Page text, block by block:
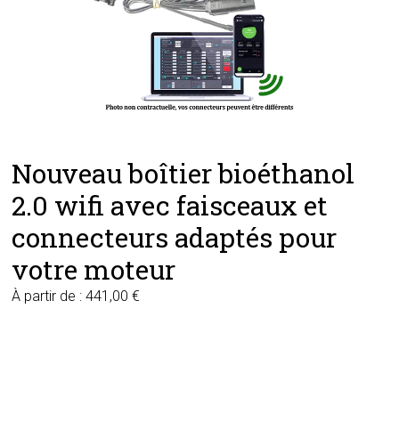
Nouveau boîtier bioéthanol
2.0 wifi avec faisceaux et
connecteurs adaptés pour
votre moteur
À partir de :441,00€